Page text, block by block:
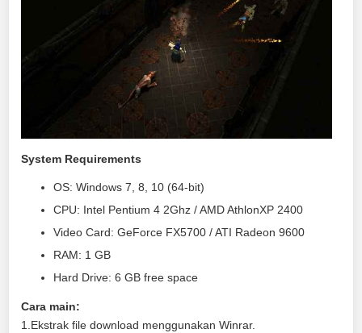
System Requirements
OS: Windows 7, 8, 10 (64-bit)
CPU: Intel Pentium 4 2Ghz / AMD AthlonXP 2400
Video Card: GeForce FX5700 / ATI Radeon 9600
RAM: 1 GB
Hard Drive: 6 GB free space
Cara main:
1.Ekstrak file download menggunakan Winrar.